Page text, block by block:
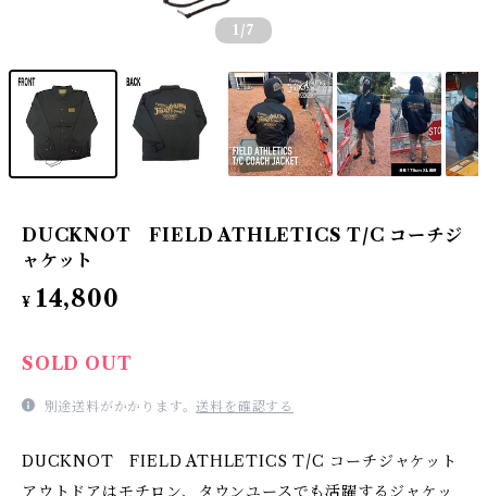
1 /7
DUCKNOT FIELD ATHLETICS T/C コーチジ
ャケット
¥ 14,800
SOLD OUT
別途送料がかかります。送料を確認する
DUCKNOT FIELD ATHLETICS T/C コーチジャケット
アウトドアはモチロン、タウンユースでも活躍するジャケッ